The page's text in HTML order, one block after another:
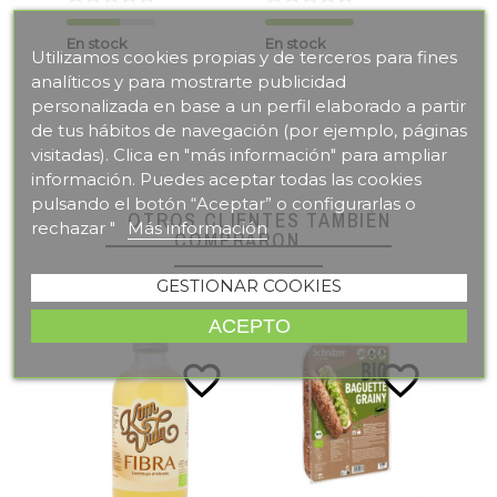
Utilizamos cookies propias y de terceros para fines
analíticos y para mostrarte publicidad
personalizada en base a un perfil elaborado a partir
de tus hábitos de navegación (por ejemplo, páginas
visitadas). Clica en "más información" para ampliar
información. Puedes aceptar todas las cookies
pulsando el botón “Aceptar” o configurarlas o
rechazar "
Más información
GESTIONAR COOKIES
ACEPTO
En stock En stock
OTROS CLIENTES TAMBIÉN
COMPRARON
favorite_border favorite_border